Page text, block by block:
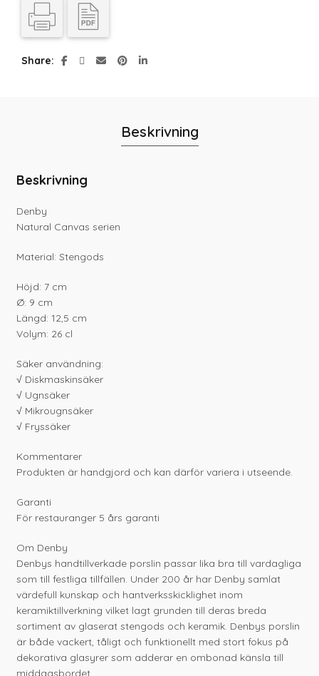
Share
Beskrivning
Beskrivning
Denby
Natural Canvas serien
Material: Stengods
Höjd: 7 cm
Ø: 9 cm
Längd: 12,5 cm
Volym: 26 cl
Säker användning:
√ Diskmaskinsäker
√ Ugnsäker
√ Mikrougnsäker
√ Fryssäker
Kommentarer
Produkten är handgjord och kan därför variera i utseende.
Garanti
För restauranger 5 års garanti
Om Denby
Denbys handtillverkade porslin passar lika bra till vardagliga
som till festliga tillfällen. Under 200 år har Denby samlat
värdefull kunskap och hantverksskicklighet inom
keramiktillverkning vilket lagt grunden till deras breda
sortiment av glaserat stengods och keramik. Denbys porslin
är både vackert, tåligt och funktionellt med stort fokus på
dekorativa glasyrer som adderar en ombonad känsla till
middagsbordet.